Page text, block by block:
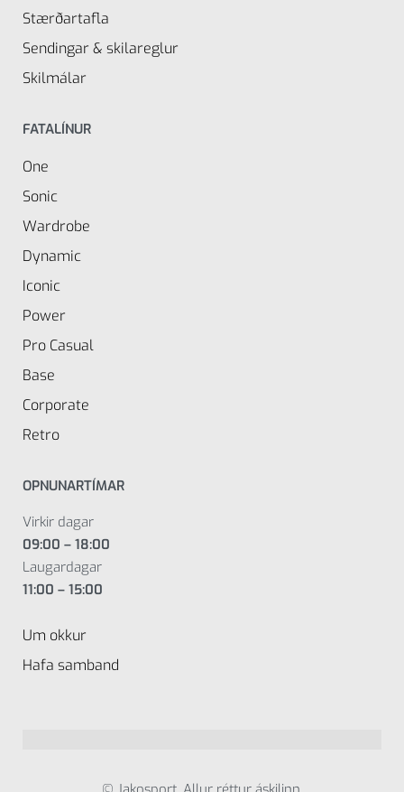
Stærðartafla
Sendingar & skilareglur
Skilmálar
FATALÍNUR
One
Sonic
Wardrobe
Dynamic
Iconic
Power
Pro Casual
Base
Corporate
Retro
OPNUNARTÍMAR
Virkir dagar
09:00 – 18:00
Laugardagar
11:00 – 15:00
Um okkur
Hafa samband